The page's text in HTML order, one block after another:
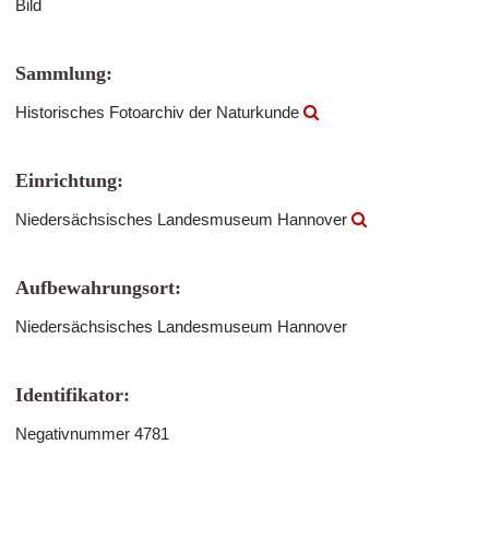
Bild
Sammlung:
Historisches Fotoarchiv der Naturkunde
Einrichtung:
Niedersächsisches Landesmuseum Hannover
Aufbewahrungsort:
Niedersächsisches Landesmuseum Hannover
Identifikator:
Negativnummer 4781